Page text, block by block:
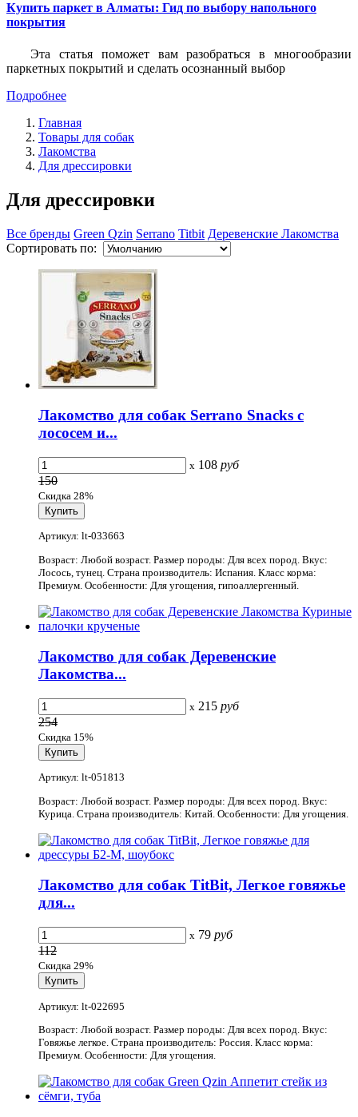
Купить паркет в Алматы: Гид по выбору напольного
покрытия
Эта статья поможет вам разобраться в многообразии
паркетных покрытий и сделать осознанный выбор
Подробнее
Главная
Товары для собак
Лакомства
Для дрессировки
Для дрессировки
Все бренды Green Qzin Serrano Titbit Деревенские Лакомства
Сортировать по:
Лакомство для собак Serrano Snacks с
лососем и...
x 108 руб
150
Скидка 28%
Артикул: lt-033663
Возраст: Любой возраст. Размер породы: Для всех пород. Вкус:
Лосось, тунец. Страна производитель: Испания. Класс корма:
Премиум. Особенности: Для угощения, гипоаллергенный.
Лакомство для собак Деревенские
Лакомства...
x 215 руб
254
Скидка 15%
Артикул: lt-051813
Возраст: Любой возраст. Размер породы: Для всех пород. Вкус:
Курица. Страна производитель: Китай. Особенности: Для угощения.
Лакомство для собак TitBit, Легкое говяжье
для...
x 79 руб
112
Скидка 29%
Артикул: lt-022695
Возраст: Любой возраст. Размер породы: Для всех пород. Вкус:
Говяжье легкое. Страна производитель: Россия. Класс корма:
Премиум. Особенности: Для угощения.